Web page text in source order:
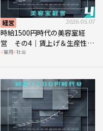
経営 2026.05.07
時給1500円時代の美容室経
営 その4｜賃上げ＆生産性向
上につなげる賢い助成金活用
雇用 社会